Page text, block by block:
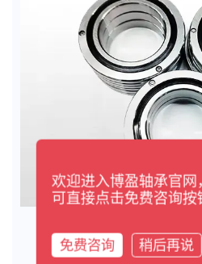
交叉滚子轴承：如果设备需要高
欢迎进入博盈轴承官网
可直接点击免费咨询按
免费咨询 稍后再说